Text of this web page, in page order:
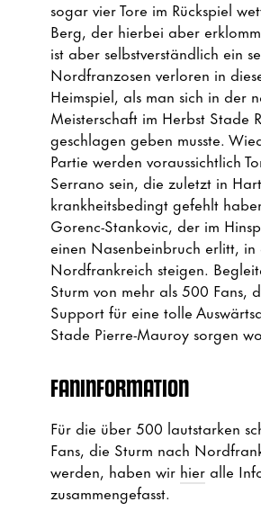
sogar vier Tore im Rückspiel
Berg, der hierbei aber
ist aber selbstverständlich ein
Nordfranzosen verloren in
Heimspiel, als man sich in der
Meisterschaft im Herbst Stade
geschlagen geben musste.
Partie werden voraussichtlich
Serrano sein, die zuletzt in
krankheitsbedingt gefehlt
Gorenc-Stankovic, der im
einen Nasenbeinbruch erlitt,
Nordfrankreich steigen.
Sturm von mehr als 500 Fans,
Support für eine tolle
Stade Pierre-Mauroy sorgen
FANINFORMATION
Für die über 500 lautstarken
Fans, die Sturm nach
werden, haben wir hier alle
zusammengefasst.